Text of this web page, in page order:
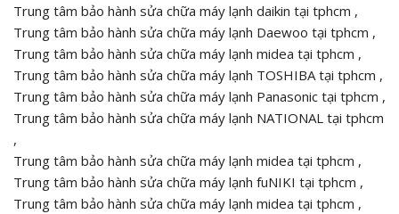
Trung tâm bảo hành sửa chữa máy lạnh daikin tại tphcm ,
Trung tâm bảo hành sửa chữa máy lạnh Daewoo tại tphcm ,
Trung tâm bảo hành sửa chữa máy lạnh midea tại tphcm ,
Trung tâm bảo hành sửa chữa máy lạnh TOSHIBA tại tphcm ,
Trung tâm bảo hành sửa chữa máy lạnh Panasonic tại tphcm ,
Trung tâm bảo hành sửa chữa máy lạnh NATIONAL tại tphcm
,
Trung tâm bảo hành sửa chữa máy lạnh midea tại tphcm ,
Trung tâm bảo hành sửa chữa máy lạnh fuNIKI tại tphcm ,
Trung tâm bảo hành sửa chữa máy lạnh midea tại tphcm ,